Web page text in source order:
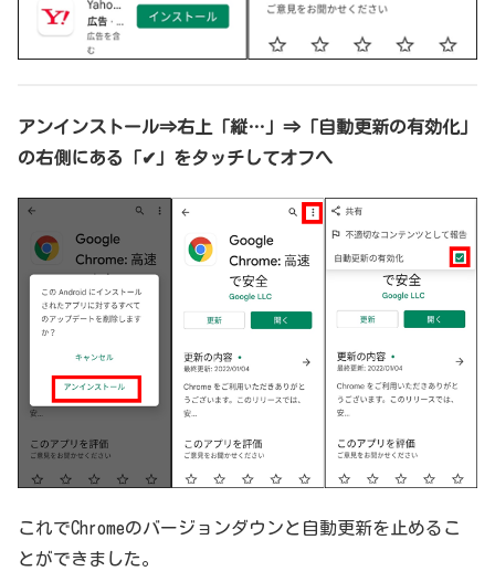
アンインストール⇒右上「縦…」⇒「自動更新の有効化」
の右側にある「✔」をタッチしてオフへ
これでChromeのバージョンダウンと自動更新を止めるこ
とができました。